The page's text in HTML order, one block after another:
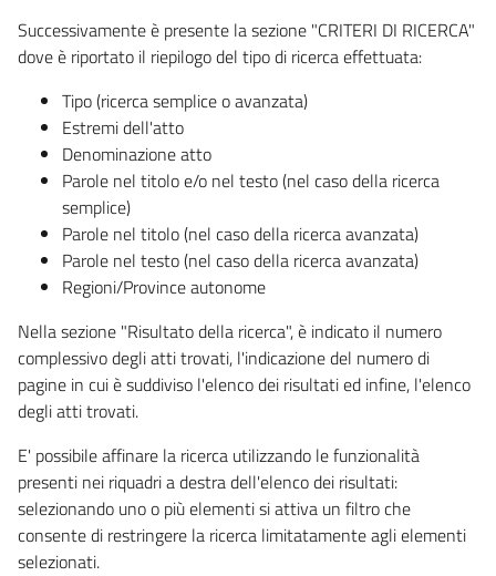
Successivamente è presente la sezione "CRITERI DI RICERCA"
dove è riportato il riepilogo del tipo di ricerca effettuata:
Tipo (ricerca semplice o avanzata)
Estremi dell'atto
Denominazione atto
Parole nel titolo e/o nel testo (nel caso della ricerca
semplice)
Parole nel titolo (nel caso della ricerca avanzata)
Parole nel testo (nel caso della ricerca avanzata)
Regioni/Province autonome
Nella sezione "Risultato della ricerca", è indicato il numero
complessivo degli atti trovati, l'indicazione del numero di
pagine in cui è suddiviso l'elenco dei risultati ed infine, l'elenco
degli atti trovati.
E' possibile affinare la ricerca utilizzando le funzionalità
presenti nei riquadri a destra dell'elenco dei risultati:
selezionando uno o più elementi si attiva un filtro che
consente di restringere la ricerca limitatamente agli elementi
selezionati.